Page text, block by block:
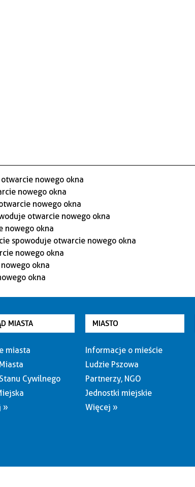
MIASTA
miasta
Cywilnego
»
MIASTO
Informacje o mieście
Ludzie Pszowa
Partnerzy, NGO
Jednostki miejskie
Więcej »